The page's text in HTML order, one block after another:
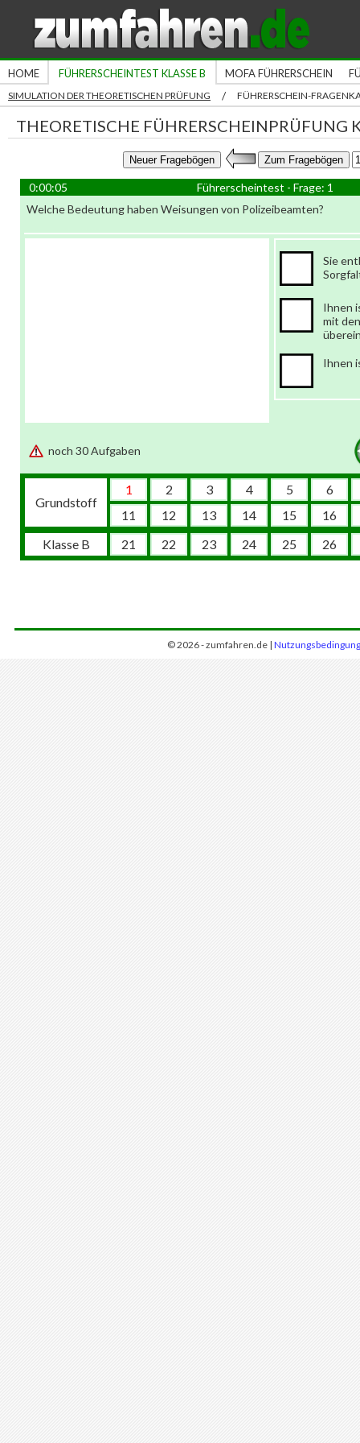
HOME FÜHRERSCHEINTEST KLASSE B MOFA FÜHRERSCHEIN
SIMULATION DER THEORETISCHEN PRÜFUNG / FÜHRERSCHEIN-
THEORETISCHE FÜHRERSCHEINPRÜFUNG
0:00:06
Führerscheintest - Frage: 1
Welche Bedeutung haben Weisungen von Polizeibeamten?
Sie
Ihnen
mit
Ihnen
noch 30 Aufgaben
Grundstoff
1 2 3 4 5
6
11
12 13 14 15
16
Klasse B
21 22 23 24 25 26
© 2026 - zumfahren.de |